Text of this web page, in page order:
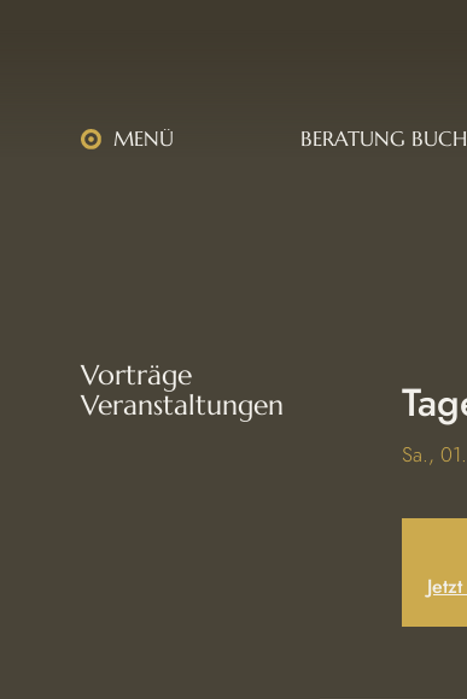
MENÜ BERATUNG
Sa.,
Vorträge
Veranstaltungen